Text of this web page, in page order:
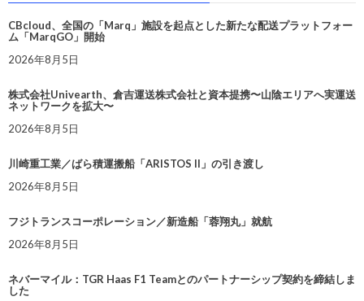
CBcloud、全国の「Marq」施設を起点とした新たな配送プラットフォー
ム「MarqGO」開始
2026年8月5日
株式会社Univearth、倉吉運送株式会社と資本提携〜山陰エリアへ実運送
ネットワークを拡大〜
2026年8月5日
川崎重工業／ばら積運搬船「ARISTOS II」の引き渡し
2026年8月5日
フジトランスコーポレーション／新造船「蓉翔丸」就航
2026年8月5日
ネバーマイル：TGR Haas F1 Teamとのパートナーシップ契約を締結しま
した